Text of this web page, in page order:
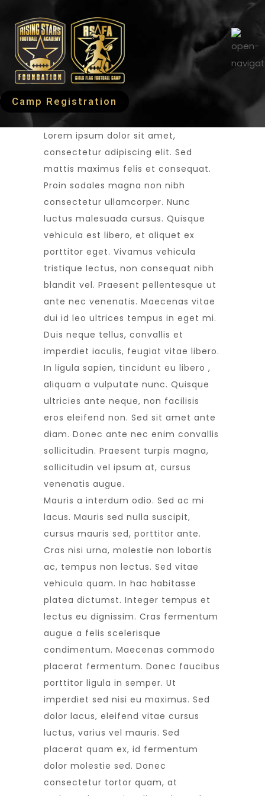
Camp Registration
Lorem ipsum dolor sit amet,
consectetur adipiscing elit. Sed
mattis maximus felis et consequat.
Proin sodales magna non nibh
consectetur ullamcorper. Nunc
luctus malesuada cursus. Quisque
vehicula est libero, et aliquet ex
porttitor eget. Vivamus vehicula
tristique lectus, non consequat nibh
blandit vel. Praesent pellentesque ut
ante nec venenatis. Maecenas vitae
dui id leo ultrices tempus in eget mi.
Duis neque tellus, convallis et
imperdiet iaculis, feugiat vitae libero.
In ligula sapien, tincidunt eu libero ,
aliquam a vulputate nunc. Quisque
ultricies ante neque, non facilisis
eros eleifend non. Sed sit amet ante
diam. Donec ante nec enim convallis
sollicitudin. Praesent turpis magna,
sollicitudin vel ipsum at, cursus
venenatis augue.
Mauris a interdum odio. Sed ac mi
lacus. Mauris sed nulla suscipit,
cursus mauris sed, porttitor ante.
Cras nisi urna, molestie non lobortis
ac, tempus non lectus. Sed vitae
vehicula quam. In hac habitasse
platea dictumst. Integer tempus et
lectus eu dignissim. Cras fermentum
augue a felis scelerisque
condimentum. Maecenas commodo
placerat fermentum. Donec faucibus
porttitor ligula in semper. Ut
imperdiet sed nisi eu maximus. Sed
dolor lacus, eleifend vitae cursus
luctus, varius vel mauris. Sed
placerat quam ex, id fermentum
dolor molestie sed. Donec
consectetur tortor quam, at